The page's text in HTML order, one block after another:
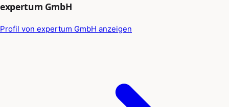
expertum GmbH
Profil von expertum GmbH anzeigen